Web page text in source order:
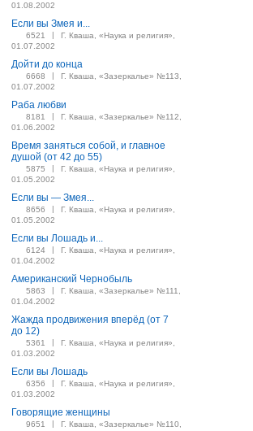
01.08.2002
Если вы Змея и...
6521 |
Г. Кваша, «Наука и религия»,
01.07.2002
Дойти до конца
6668 |
Г. Кваша, «Зазеркалье» №113,
01.07.2002
Раба любви
8181 |
Г. Кваша, «Зазеркалье» №112,
01.06.2002
Время заняться собой, и главное
душой (от 42 до 55)
5875 |
Г. Кваша, «Наука и религия»,
01.05.2002
Если вы — Змея...
8656 |
Г. Кваша, «Наука и религия»,
01.05.2002
Если вы Лошадь и...
6124 |
Г. Кваша, «Наука и религия»,
01.04.2002
Американский Чернобыль
5863 |
Г. Кваша, «Зазеркалье» №111,
01.04.2002
Жажда продвижения вперёд (от 7
до 12)
5361 |
Г. Кваша, «Наука и религия»,
01.03.2002
Если вы Лошадь
6356 |
Г. Кваша, «Наука и религия»,
01.03.2002
Говорящие женщины
9651 |
Г. Кваша, «Зазеркалье» №110,